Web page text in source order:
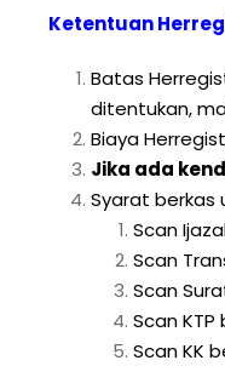
Ketentuan
Batas
ditentukan,
Biaya
Jika ada
Syarat berkas
Scan
Scan
Scan
Scan
Scan KK